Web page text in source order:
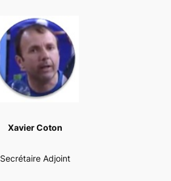
Xavier Coton
Secrétaire Adjoint